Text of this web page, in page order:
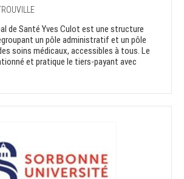
de Santé Yves Culot est une structure
un pôle administratif et un pôle
soins médicaux, accessibles à tous. Le
et pratique le tiers-payant avec